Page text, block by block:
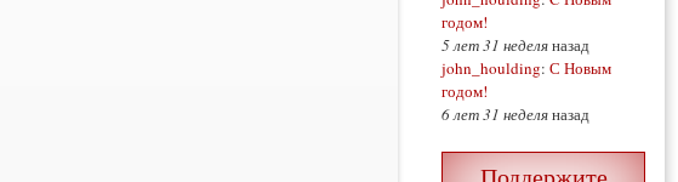
годом!
5 лет 31 неделяназад
john_houlding: С Новым
годом!
6 лет 31 неделяназад